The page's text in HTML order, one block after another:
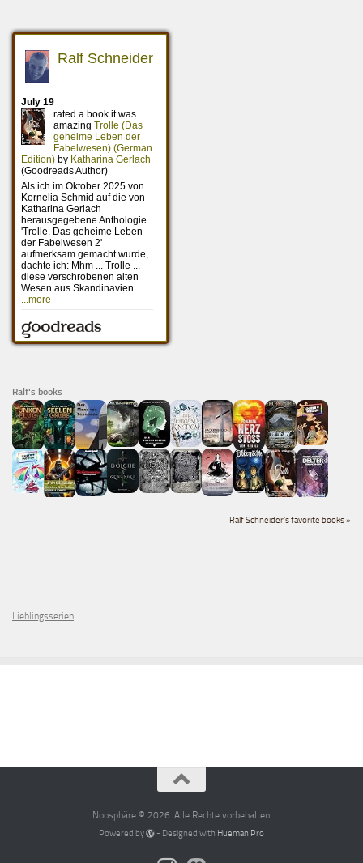
Ralf's books
Ralf Schneider's favorite books »
Lieblingsserien
Noosphäre © 2026. Alle Rechte vorbehalten.
Powered by - Designed with Hueman Pro